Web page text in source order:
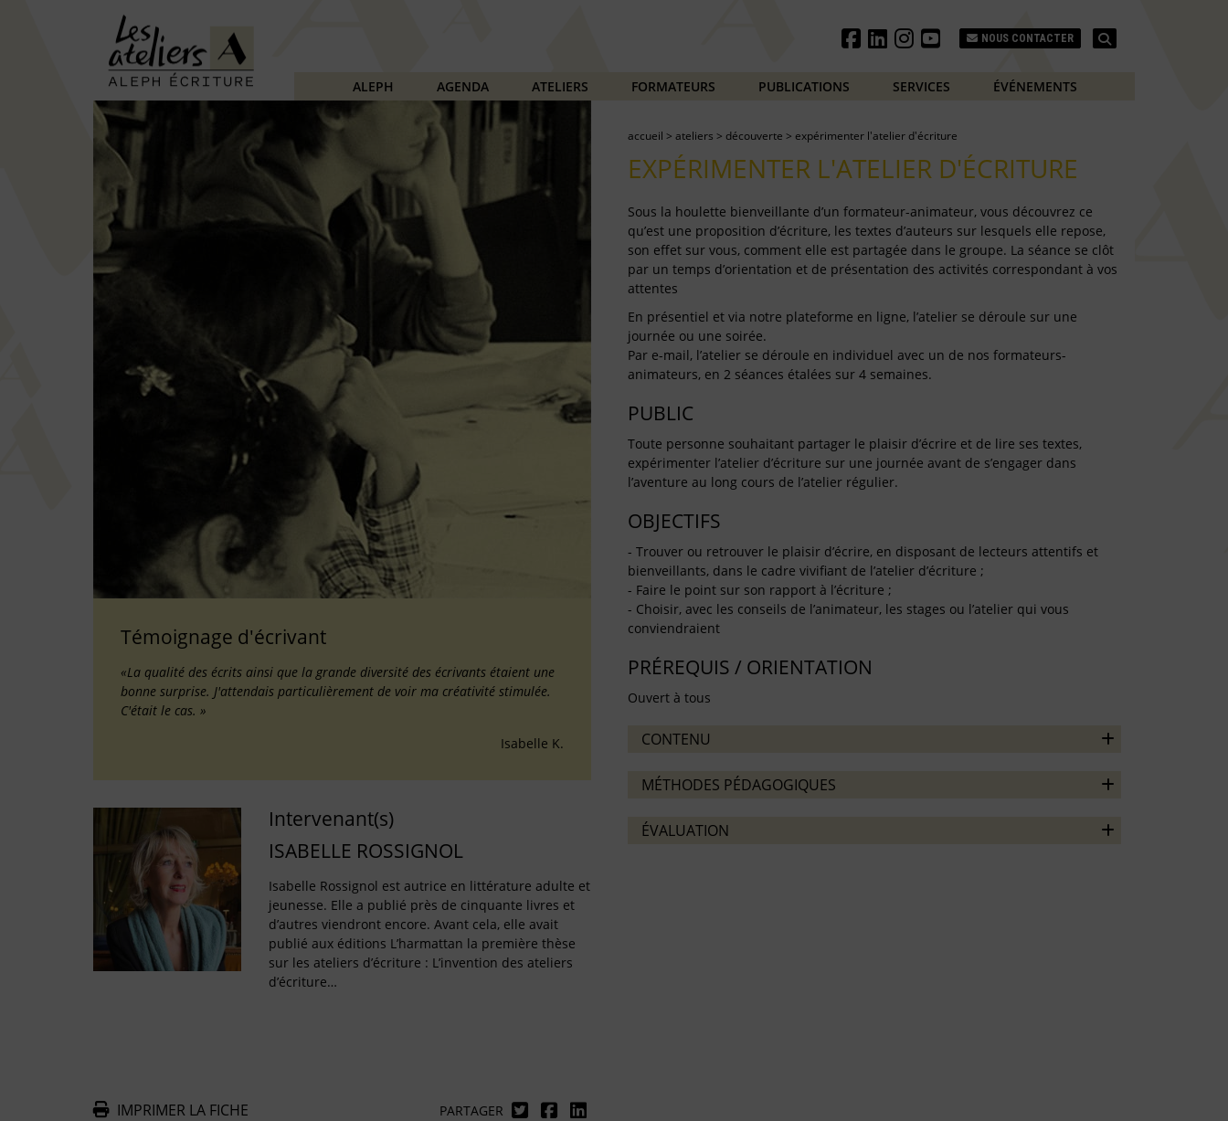
NOUS CONTACTER
ALEPH AGENDA ATELIERS FORMATEURS PUBLICATIONS SERVICES ÉVÉNEMENTS
Témoignage d'écrivant
«La qualité des écrits ainsi que la grande diversité des écrivants étaient une
bonne surprise. J'attendais particulièrement de voir ma créativité stimulée.
C'était le cas. »
Isabelle K.
Intervenant(s)
ISABELLE ROSSIGNOL
Isabelle Rossignol est autrice en littérature adulte et
jeunesse. Elle a publié près de cinquante livres et
d’autres viendront encore. Avant cela, elle avait
publié aux éditions L’harmattan la première thèse
sur les ateliers d’écriture : L’invention des ateliers
d’écriture…
IMPRIMER LA FICHE
PARTAGER
accueil > ateliers > découverte > expérimenter l'atelier d'écriture
EXPÉRIMENTER L'ATELIER D'ÉCRITURE
Sous la houlette bienveillante d’un formateur-animateur, vous découvrez ce
qu’est une proposition d’écriture, les textes d’auteurs sur lesquels elle repose,
son effet sur vous, comment elle est partagée dans le groupe. La séance se clôt
par un temps d’orientation et de présentation des activités correspondant à vos
attentes
En présentiel et via notre plateforme en ligne, l’atelier se déroule sur une
journée ou une soirée.
Par e-mail, l’atelier se déroule en individuel avec un de nos formateurs-
animateurs, en 2 séances étalées sur 4 semaines.
PUBLIC
Toute personne souhaitant partager le plaisir d’écrire et de lire ses textes,
expérimenter l’atelier d’écriture sur une journée avant de s’engager dans
l’aventure au long cours de l’atelier régulier.
OBJECTIFS
- Trouver ou retrouver le plaisir d’écrire, en disposant de lecteurs attentifs et
bienveillants, dans le cadre vivifiant de l’atelier d’écriture ;
- Faire le point sur son rapport à l’écriture ;
- Choisir, avec les conseils de l’animateur, les stages ou l’atelier qui vous
conviendraient
PRÉREQUIS / ORIENTATION
Ouvert à tous
CONTENU
MÉTHODES PÉDAGOGIQUES
ÉVALUATION